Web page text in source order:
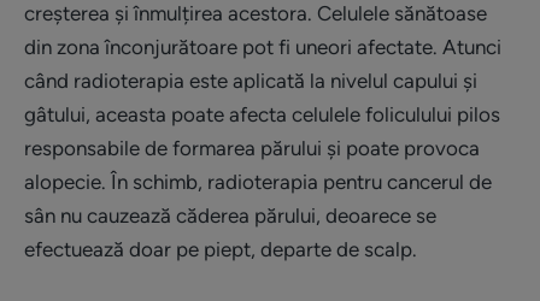
creșterea și înmulțirea acestora. Celulele sănătoase
din zona înconjurătoare pot fi uneori afectate. Atunci
când radioterapia este aplicată la nivelul capului și
gâtului, aceasta poate afecta celulele foliculului pilos
responsabile de formarea părului și poate provoca
alopecie. În schimb, radioterapia pentru cancerul de
sân nu cauzează căderea părului, deoarece se
efectuează doar pe piept, departe de scalp.